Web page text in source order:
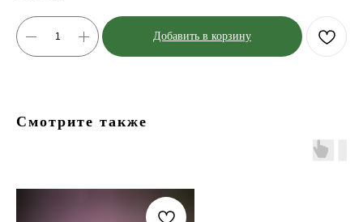
Добавить в корзину
Смотрите также